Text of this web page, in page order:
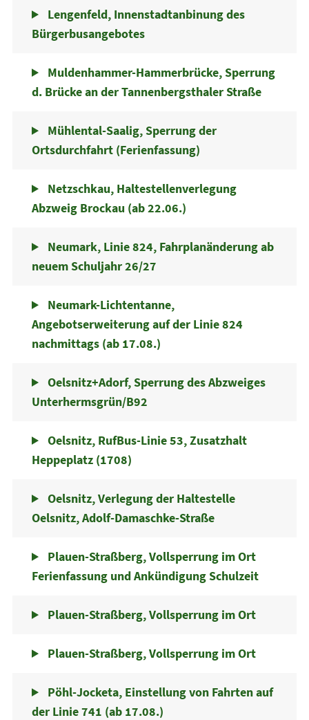
Lengenfeld, Innenstadtanbinung des
Bürgerbusangebotes
Muldenhammer-Hammerbrücke, Sperrung
d. Brücke an der Tannenbergsthaler Straße
Mühlental-Saalig, Sperrung der
Ortsdurchfahrt (Ferienfassung)
Netzschkau, Haltestellenverlegung
Abzweig Brockau (ab 22.06.)
Neumark, Linie 824, Fahrplanänderung ab
neuem Schuljahr 26/27
Neumark-Lichtentanne,
Angebotserweiterung auf der Linie 824
nachmittags (ab 17.08.)
Oelsnitz+Adorf, Sperrung des Abzweiges
Unterhermsgrün/B92
Oelsnitz, RufBus-Linie 53, Zusatzhalt
Heppeplatz (1708)
Oelsnitz, Verlegung der Haltestelle
Oelsnitz, Adolf-Damaschke-Straße
Plauen-Straßberg, Vollsperrung im Ort
Ferienfassung und Ankündigung Schulzeit
Plauen-Straßberg, Vollsperrung im Ort
Plauen-Straßberg, Vollsperrung im Ort
Pöhl-Jocketa, Einstellung von Fahrten auf
der Linie 741 (ab 17.08.)